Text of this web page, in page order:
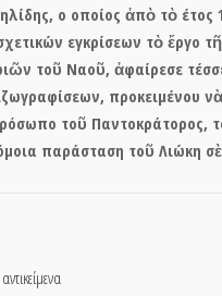
ο οποίος ἀπὸ τὸ έτος
εγκρίσεων τὸ ἔργο
τοῦ Ναοῦ, ἀφαίρεσε
προκειμένου
τοῦ Παντοκράτορος,
παράσταση τοῦ Λιώκη